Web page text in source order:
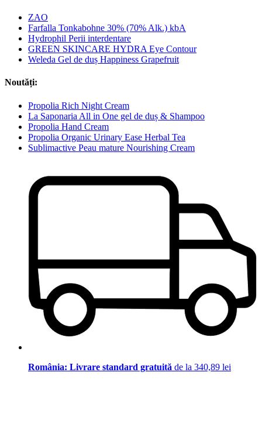
ZAO
Farfalla Tonkabohne 30% (70% Alk.) kbA
Hydrophil Perii interdentare
GREEN SKINCARE HYDRA Eye Contour
Weleda Gel de duș Happiness Grapefruit
Noutăți:
Propolia Rich Night Cream
La Saponaria All in One gel de duș & Shampoo
Propolia Hand Cream
Propolia Organic Urinary Ease Herbal Tea
Sublimactive Peau mature Nourishing Cream
România: Livrare standard gratuită de la 340,89 lei